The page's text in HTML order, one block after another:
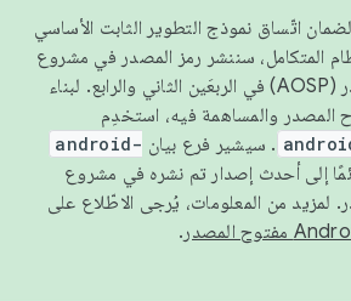
من عام 2026، ولضمان اتّساق نموذج التطوير الثابت الأساسي
المتكامل، سننشر رمز المصدر في مشروع
Android مفتوح المصدر (AOSP) في الربعَين الثاني والرابع. لبناء
. سيشير فرع بيان android-
إلى أحدث إصدار تم نشره في مشروع
.